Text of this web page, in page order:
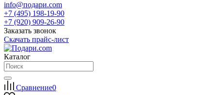
info@подари.com
+7 (495) 198-19-90
+7 (920) 909-26-90
Заказать звонок
Скачать прайс-лист
Каталог
Сравнение0